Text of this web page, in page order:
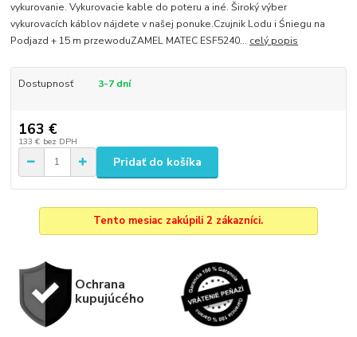
vykurovanie. Vykurovacie kable do poteru a iné. Široký výber
vykurovacích káblov nájdete v našej ponuke.Czujnik Lodu i Śniegu na
Podjazd + 15 m przewoduZAMEL MATEC ESF5240... celý popis
Dostupnosť 3-7 dní
163 €
133 € bez DPH
Pridať do košíka
Tento mesiac zakúpili 2 zákazníci.
Ochrana
kupujúcého